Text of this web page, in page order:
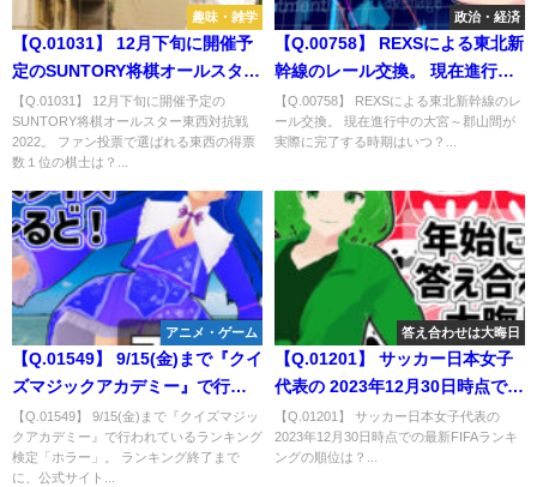
趣味・雑学
【Q.01031】 12月下旬に開催予
定のSUNTORY将棋オールスター
東西対抗戦2022。 ファン投票で
選ばれる東西の得票数１位の棋
士は？
【Q.01031】 12月下旬に開催予定の
SUNTORY将棋オールスター東西対抗戦
2022。 ファン投票で選ばれる東西の得票
数１位の棋士は？...
政治・経済
【Q.00758】 REXSによる東北新
幹線のレール交換。 現在進行中
の大宮～郡山間が実際に完了す
る時期はいつ？
【Q.00758】 REXSによる東北新幹線のレ
ール交換。 現在進行中の大宮～郡山間が
実際に完了する時期はいつ？...
アニメ・ゲーム
【Q.01549】 9/15(金)まで『クイ
ズマジックアカデミー』で行わ
れているランキング検定「アニ
マル」。 ランキング終了まで
に、公式サイトに掲載される
【Q.01549】 9/15(金)まで『クイズマジッ
クアカデミー』で行われているランキング
検定「ホラー」。 ランキング終了まで
に、公式サイト...
答え合わせは大晦日
【Q.01201】 サッカー日本女子
代表の 2023年12月30日時点での
最新FIFAランキングの順位は？
【Q.01201】 サッカー日本女子代表の
2023年12月30日時点での最新FIFAランキ
ングの順位は？...